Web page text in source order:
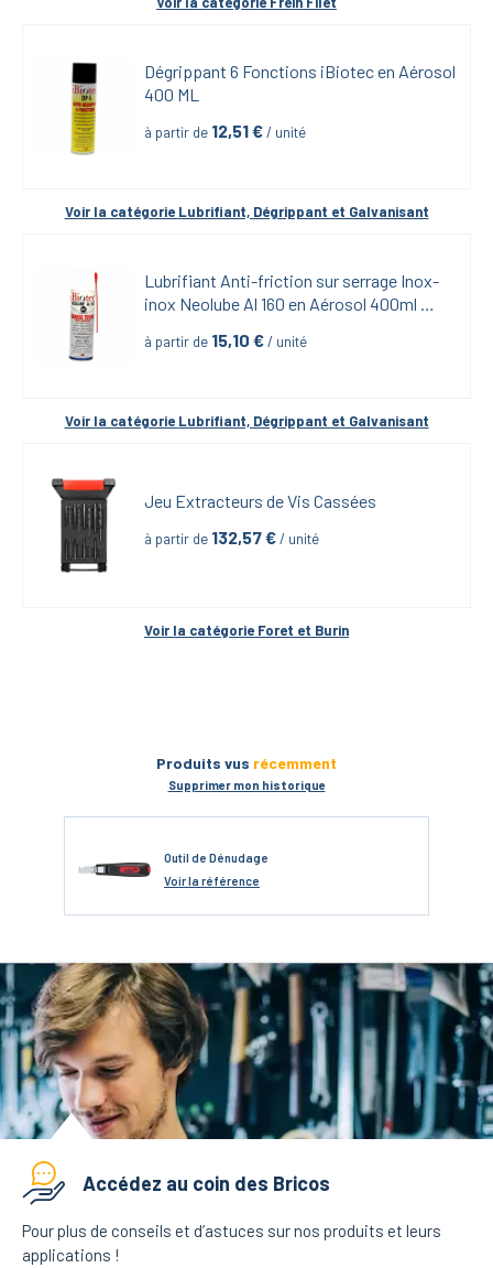
Dégrippant 6 Fonctions iBiotec en Aérosol
400 ML
à partir de 12,51 € / unité
Voir la catégorie Lubrifiant, Dégrippant et Galvanisant
Lubrifiant Anti-friction sur serrage Inox-
inox Neolube Al 160 en Aérosol 400ml
à partir de 15,10 € / unité
Voir la catégorie Lubrifiant, Dégrippant et Galvanisant
Jeu Extracteurs de Vis Cassées
à partir de 132,57 € / unité
Voir la catégorie Foret et Burin
Produits vus récemment
Supprimer mon historique
Outil de Dénudage
Voirla référence
Accédez au coin des Bricos
Pour plus de conseils et d’astuces sur nos produits et leurs
applications !